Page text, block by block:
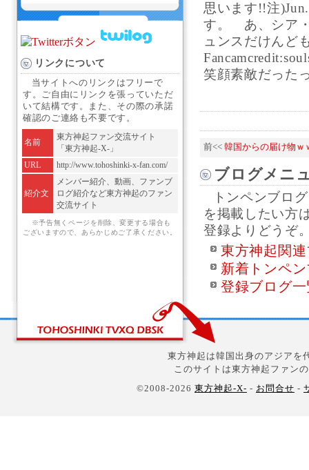
思います!!注
す。 あ、シア
ュンスだけんど
笑顔素敵だった
前<< 韓国からの届け物ｗ
ブログメニ
トンペンブロ
を掲載したい方
登録よりどうぞ
東方神起関
新着トンペ
登録ブログ
リンクについて
当サイトへのリンクはフリーで
す。ご自由にリンクを張っていただ
いて結構です。また、その際の承諾
確認のご連絡も不要です。
名前
東方神起ファン交流サイト
「東方神起-X-」
URL
http://www.tohoshinki-x-fan.com/
紹介文
メンバー紹介、動画、ファンブ
ログ紹介など東方神起のファン
交流サイト
※予告無くページを削除、変更する場合も
ございますので、あらかじめご了承ください。
東方神起は韓国出身のアジアを
このサイトは東方神起ファン
©2008-2026 東方神起-X- - お問合せ -